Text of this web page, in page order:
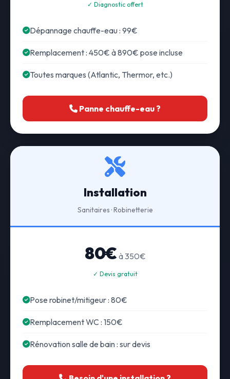
✓ Diagnostic offert
Dépannage chauffe-eau : 99€
Remplacement : 450€ à 890€ pose incluse
Toutes marques (Atlantic, Thermor, etc.)
Panne chauffe-eau ?
Installation
Sanitaires · Robinetterie
80€ à 350€
✓ Devis gratuit
Pose robinet/mitigeur : 80€
Remplacement WC : 150€
Rénovation salle de bain : sur devis